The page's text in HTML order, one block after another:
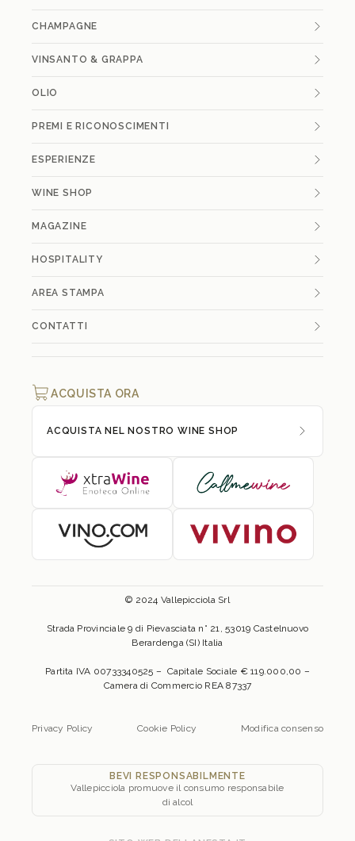
CHAMPAGNE
VINSANTO & GRAPPA
OLIO
PREMI E RICONOSCIMENTI
ESPERIENZE
WINE SHOP
MAGAZINE
HOSPITALITY
AREA STAMPA
CONTATTI
ACQUISTA ORA
ACQUISTA NEL NOSTRO WINE SHOP
© 2024 Vallepicciola Srl
Strada Provinciale 9 di Pievasciata n° 21, 53019 Castelnuovo
Berardenga (SI) Italia
Partita IVA 00733340525 – Capitale Sociale € 119.000,00 –
Camera di Commercio REA 87337
Privacy Policy Cookie Policy Modifica consenso
BEVI RESPONSABILMENTE
Vallepicciola promuove il consumo responsabile
di alcol